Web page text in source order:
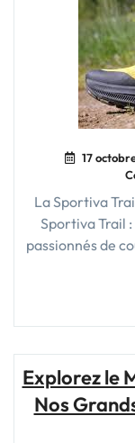
17
La Sportiva
Sportiva Trail
passionnés de
Explorez le
Nos